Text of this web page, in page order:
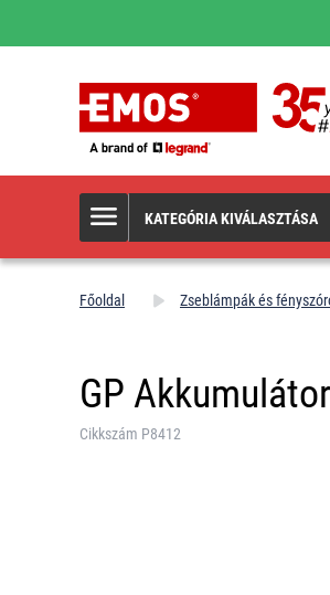
KATEGÓRIA KIVÁLASZTÁSA
Főoldal Zseblámpák és
GP
Cikkszám P8412